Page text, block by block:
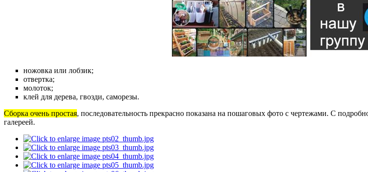
ножовка или лобзик;
отвертка;
молоток;
клей для дерева, гвозди, саморезы.
Сборка очень простая, последовательность прекрасно показана на пошаговых фото с чертежами. С
галереей.